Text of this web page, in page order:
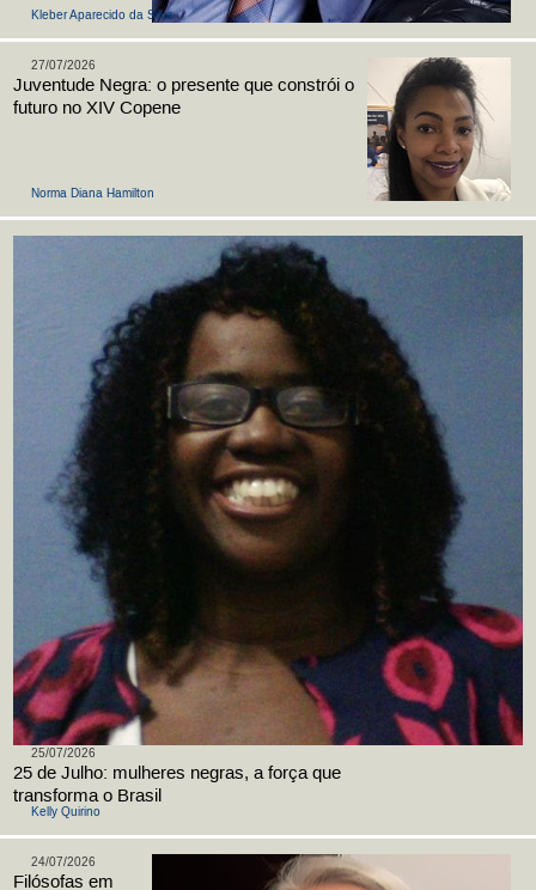
Kleber Aparecido da Silva
Norma Diana Hamilton
27/07/2026
Juventude Negra: o presente que constrói o
futuro no XIV Copene
Kelly Quirino
25/07/2026
25 de Julho: mulheres negras, a força que
transforma o Brasil
24/07/2026
Filósofas em